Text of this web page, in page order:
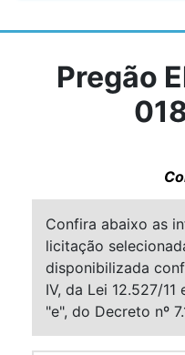
Pregão
Confira abaixo as
licitação
disponibilizada
IV, da Lei 12.527/11
"e", do Decreto nº